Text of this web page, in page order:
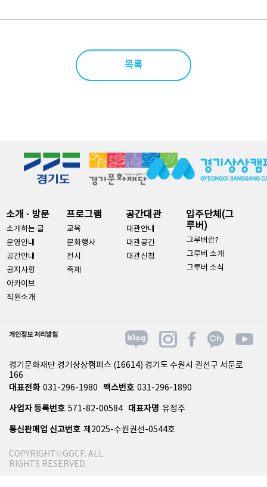
목록
소개 · 방문
소개하는 글
운영안내
공간안내
공지사항
아카이브
직원소개
프로그램
교육
문화행사
전시
축제
공간대관
대관안내
대관공간
대관신청
입주단체(그
루버)
그루버란?
그루버 소개
그루버 소식
개인정보 처리방침
경기문화재단 경기상상캠퍼스 (16614) 경기도 수원시 권선구 서둔로
166
대표전화 031-296-1980 팩스번호 031-296-1890
사업자 등록번호 571-82-00584 대표자명 유정주
통신판매업 신고번호 제2025-수원권선-0544호
COPYRIGHT©GGCF. ALL
RIGHTS RESERVED.